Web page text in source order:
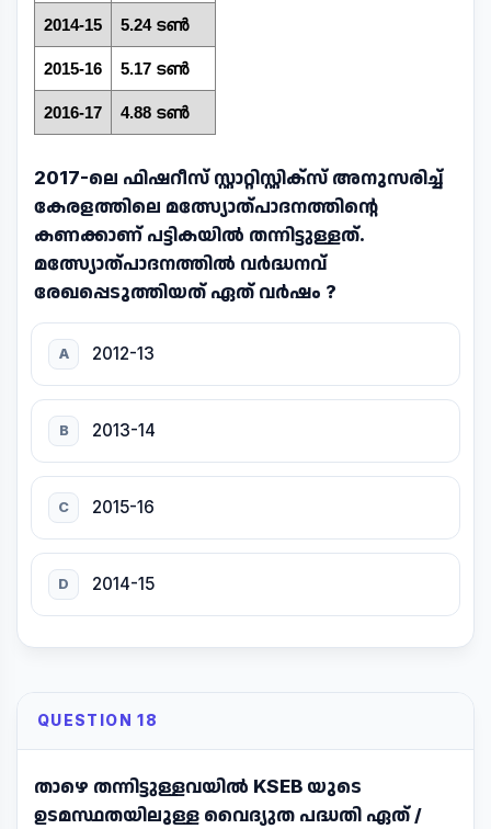
2014-15 5.24 ടൺ
2015-16 5.17 ടൺ
2016-17 4.88 ടൺ
2017-ലെ ഫിഷറീസ് സ്റ്റാറ്റിസ്റ്റിക്സ് അനുസരിച്ച്
കേരളത്തിലെ മത്സ്യോത്പാദനത്തിന്റെ
കണക്കാണ് പട്ടികയിൽ തന്നിട്ടുള്ളത്.
മത്സ്യോത്പാദനത്തിൽ വർദ്ധനവ്
രേഖപ്പെടുത്തിയത് ഏത് വർഷം ?
A 2012-13
B 2013-14
C 2015-16
D 2014-15
QUESTION 18
താഴെ തന്നിട്ടുള്ളവയിൽ KSEB യുടെ
ഉടമസ്ഥതയിലുള്ള വൈദ്യുത പദ്ധതി ഏത് /